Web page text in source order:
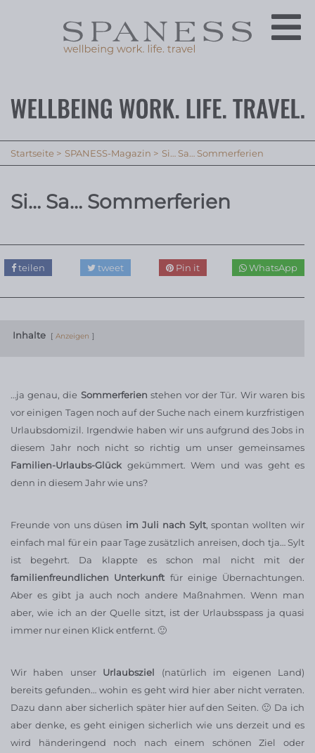
Startseite SPANESS-Magazin Si… Sa… Sommerferien
Si… Sa… Sommerferien
teilen tweet Pin it WhatsApp
Inhalte Anzeigen
…ja genau, die Sommerferien stehen vor der Tür. Wir waren bis
vor einigen Tagen noch auf der Suche nach einem kurzfristigen
Urlaubsdomizil. Irgendwie haben wir uns aufgrund des Jobs in
diesem Jahr noch nicht so richtig um unser gemeinsames
Familien-Urlaubs-Glück gekümmert. Wem und was geht es
denn in diesem Jahr wie uns?
Freunde von uns düsen im Juli nach Sylt, spontan wollten wir
einfach mal für ein paar Tage zusätzlich anreisen, doch tja… Sylt
ist begehrt. Da klappte es schon mal nicht mit der
familienfreundlichen Unterkunft für einige Übernachtungen.
Aber es gibt ja auch noch andere Maßnahmen. Wenn man
aber, wie ich an der Quelle sitzt, ist der Urlaubsspass ja quasi
immer nur einen Klick entfernt. 🙂
Wir haben unser Urlaubsziel (natürlich im eigenen Land)
bereits gefunden… wohin es geht wird hier aber nicht verraten.
Dazu dann aber sicherlich später hier auf den Seiten. 🙂 Da ich
aber denke, es geht einigen sicherlich wie uns derzeit und es
wird händeringend noch nach einem schönen Ziel oder